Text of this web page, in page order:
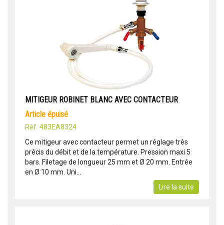
MITIGEUR ROBINET BLANC AVEC CONTACTEUR
article épuisé
Réf: 483EA8324
Ce mitigeur avec contacteur permet un réglage très
précis du débit et de la température. Pression maxi 5
bars. Filetage de longueur 25 mm et Ø 20 mm. Entrée
en Ø 10 mm. Uni...
Lire la suite